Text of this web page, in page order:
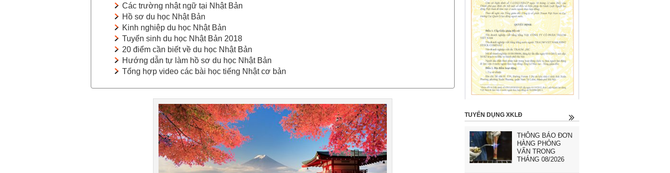
Các trường nhật ngữ tại Nhật Bản
Hồ sơ du học Nhật Bản
Kinh nghiệp du học Nhật Bản
Tuyển sinh du học Nhật Bản 2018
20 điểm cần biết về du học Nhật Bản
Hướng dẫn tự làm hồ sơ du học Nhật Bản
Tổng hợp video các bài học tiếng Nhật cơ bản
TUYỂN DỤNG XKLĐ
THÔNG BÁO ĐƠN
HÀNG PHỎNG
VẤN TRONG
THÁNG 08/2026